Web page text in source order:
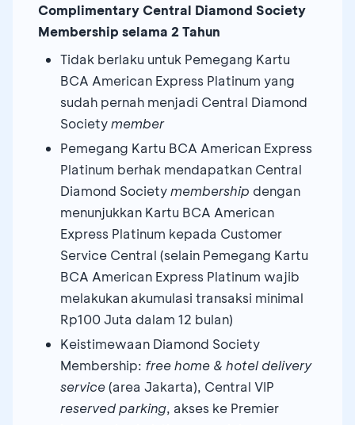
Complimentary Central Diamond Society
Membership selama 2 Tahun
Tidak berlaku untuk Pemegang Kartu
BCA American Express Platinum yang
sudah pernah menjadi Central Diamond
Societymember
Pemegang Kartu BCA American Express
Platinum berhak mendapatkan Central
Diamond Societymembership dengan
menunjukkan Kartu BCA American
Express Platinum kepada Customer
Service Central (selain Pemegang Kartu
BCA American Express Platinum wajib
melakukan akumulasi transaksi minimal
Rp100 Juta dalam 12 bulan)
Keistimewaan Diamond Society
Membership: free home & hotel delivery
service(area Jakarta), Central VIP
reserved parking, akses ke Premier